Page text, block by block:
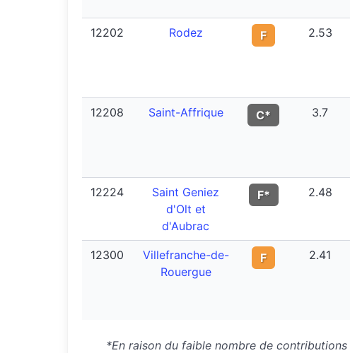
12202 Rodez F 2.53
12208 Saint-Affrique C* 3.7
12224
Saint Geniez
d'Olt et
d'Aubrac
F* 2.48
12300
Villefranche-de-
Rouergue
F 2.41
*En raison du faible nombre de